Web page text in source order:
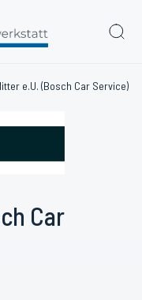
e.U. (Bosch Car Service)
Car